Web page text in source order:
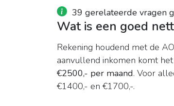
39 gerelateerde vragen
Wat is een goed
Rekening houdend met de
aanvullend inkomen komt
€2500,- per maand. Voor
€1400,- en €1700,-.